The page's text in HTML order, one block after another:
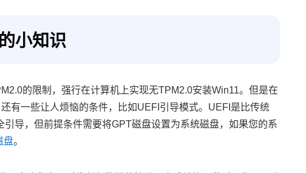
小知识
的限制，强行在计算机上实现无TPM2.0安装Win11。但是在
有一些让人烦恼的条件，比如UEFI引导模式。UEFI是比传统
导，但前提条件需要将GPT磁盘设置为系统磁盘，如果您的系
盘。